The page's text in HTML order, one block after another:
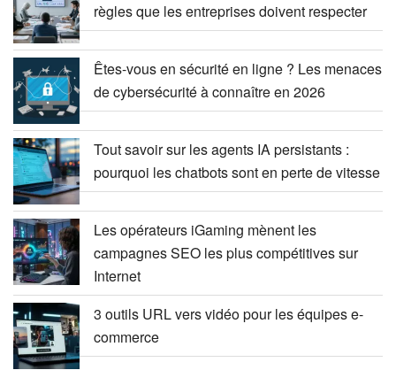
règles que les entreprises doivent respecter
Êtes-vous en sécurité en ligne ? Les menaces
de cybersécurité à connaître en 2026
Tout savoir sur les agents IA persistants :
pourquoi les chatbots sont en perte de vitesse
Les opérateurs iGaming mènent les
campagnes SEO les plus compétitives sur
Internet
3 outils URL vers vidéo pour les équipes e-
commerce